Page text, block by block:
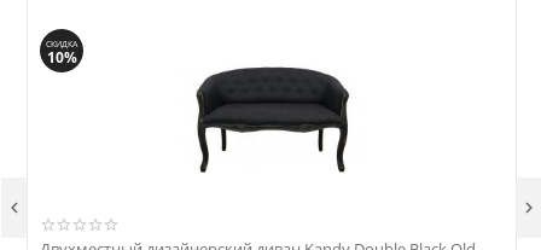
СКИДКА
10%
 